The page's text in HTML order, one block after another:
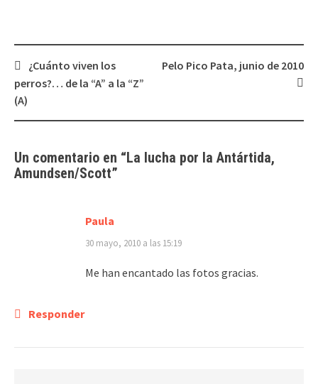
Navegación
de
entradas
¿Cuánto viven los
perros?… de la “A” a la “Z”
(A)
Pelo Pico Pata, junio de 2010
Un comentario en “La lucha por la Antártida,
Amundsen/Scott”
Paula
30 mayo, 2010 a las 15:19
Me han encantado las fotos gracias.
Responder